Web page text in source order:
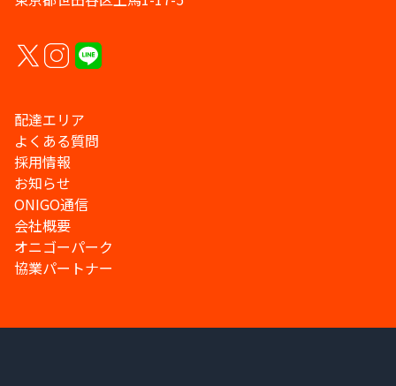
配達エリア
よくある質問
採用情報
お知らせ
ONIGO通信
会社概要
オニゴーパーク
協業パートナー